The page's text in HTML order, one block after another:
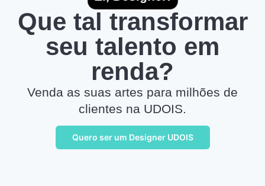
Que tal transformar
seu talento em
renda?
Venda as suas artes para milhões de
clientes na UDOIS.
Quero ser um Designer UDOIS